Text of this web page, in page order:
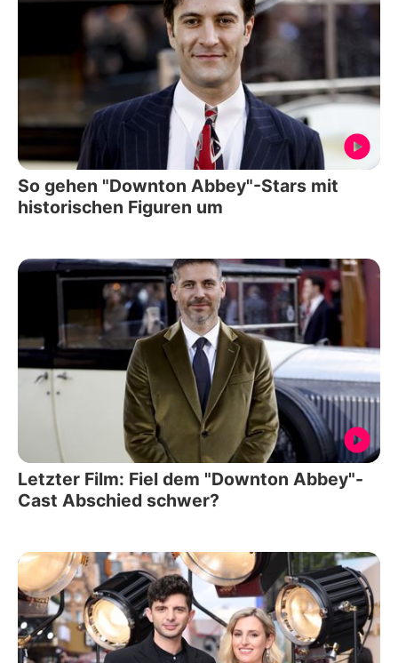
So gehen "Downton Abbey"-Stars mit
historischen Figuren um
Letzter Film: Fiel dem "Downton Abbey"-
Cast Abschied schwer?